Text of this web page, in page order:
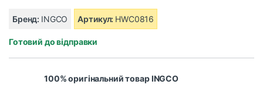
Бренд: INGCO Артикул: HWC0816
Готовий до відправки
100% оригінальний товар INGCO